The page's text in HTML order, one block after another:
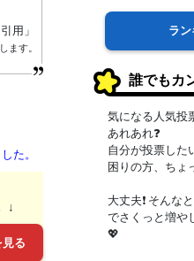
用」
ます。
た。
↓
る
ラ
誰でもカ
気になる人気投
あれあれ❓
自分が投票した
困りの方、ちょ
大丈夫❗ そんな
でさくっと増や
💖